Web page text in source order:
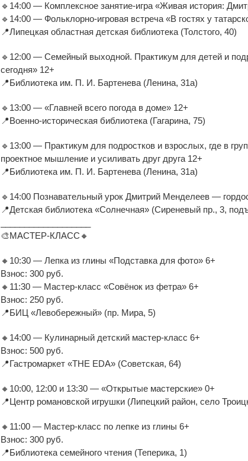
🔹14:00 — Комплексное занятие-игра «Живая история:
🔹14:00 — Фольклорно-игровая встреча «В гостях у
📍Липецкая областная детская библиотека (Толстого, 40)
🔹12:00 — Семейный выходной. Практикум для детей и
сегодня» 12+
📍Библиотека им. П. И. Бартенева (Ленина, 31а)
🔹13:00 — «Главней всего погода в доме» 12+
📍Военно-историческая библиотека (Гагарина, 75)
🔹13:00 — Практикум для подростков и взрослых, где в
проектное мышление и усиливать друг друга 12+
📍Библиотека им. П. И. Бартенева (Ленина, 31а)
🔹14:00 Познавательный урок Дмитрий Менделеев —
📍Детская библиотека «Солнечная» (Сиреневый пр., 3,
🎨МАСТЕР-КЛАСС🔸
🔸10:30 — Лепка из глины «Подставка для фото» 6+
Взнос: 300 руб.
🔸11:30 — Мастер-класс «Совёнок из фетра» 6+
Взнос: 250 руб.
📍БИЦ «Левобережный» (пр. Мира, 5)
🔸14:00 — Кулинарный детский мастер-класс 6+
Взнос: 500 руб.
📍Гастромаркет «THE EDA» (Советская, 64)
🔸10:00, 12:00 и 13:30 — «Открытые мастерские» 0+
📍Центр романовской игрушки (Липецкий район, село
🔸11:00 — Мастер-класс по лепке из глины 6+
Взнос: 300 руб.
📍Библиотека семейного чтения (Теперика, 1)